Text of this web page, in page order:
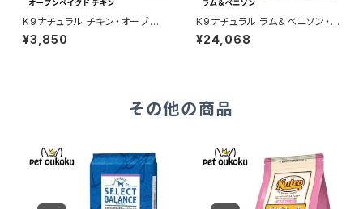
K9ナチュラル チキン・オーブン
ベイクド 1kg 942103637326
4
¥3,850
K9ナチュラル ラム＆ベニソン・フ
ィースト 1.8kg
¥24,068
その他の商品